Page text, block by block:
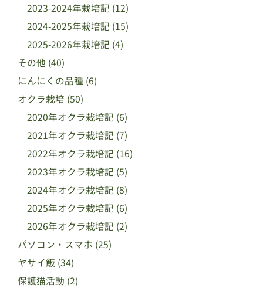
2023-2024年栽培記 (12)
2024-2025年栽培記 (15)
2025-2026年栽培記 (4)
その他 (40)
にんにくの品種 (6)
オクラ栽培 (50)
2020年オクラ栽培記 (6)
2021年オクラ栽培記 (7)
2022年オクラ栽培記 (16)
2023年オクラ栽培記 (5)
2024年オクラ栽培記 (8)
2025年オクラ栽培記 (6)
2026年オクラ栽培記 (2)
パソコン・スマホ (25)
ヤサイ飯 (34)
保護猫活動 (2)